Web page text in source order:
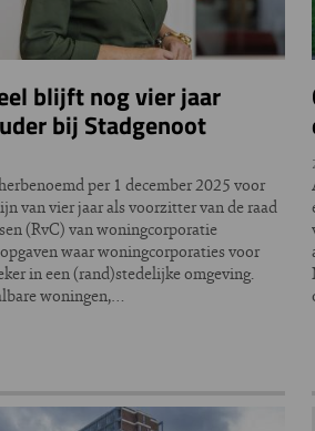
blijft nog vier jaar
bij Stadgenoot
per 1 december 2025 voor
van vier jaar als voorzitter van de raad
(RvC) van woningcorporatie
waar woningcorporaties voor
in een (rand)stedelijke omgeving.
woningen,…